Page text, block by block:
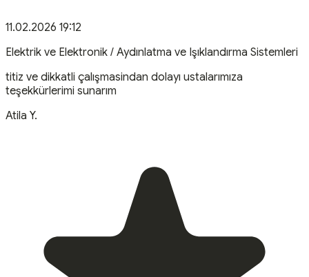
11.02.2026 19:12
Elektrik ve Elektronik / Aydınlatma ve Işıklandırma Sistemleri
titiz ve dikkatli çalışmasindan dolayı ustalarımıza
teşekkürlerimi sunarım
Atila Y.